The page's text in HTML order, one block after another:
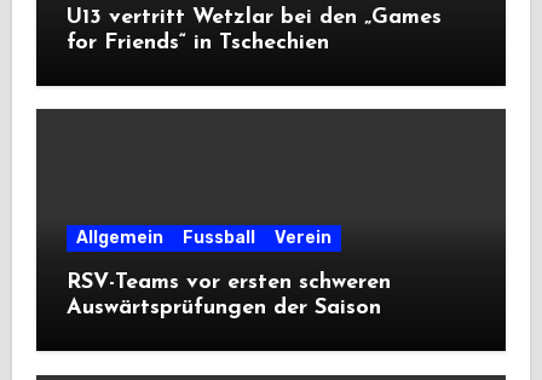
U13 vertritt Wetzlar bei den „Games
for Friends“ in Tschechien
Allgemein Fussball Verein
RSV-Teams vor ersten schweren
Auswärtsprüfungen der Saison